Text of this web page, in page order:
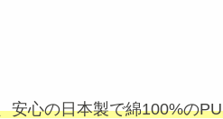
安心の日本製で綿100%の